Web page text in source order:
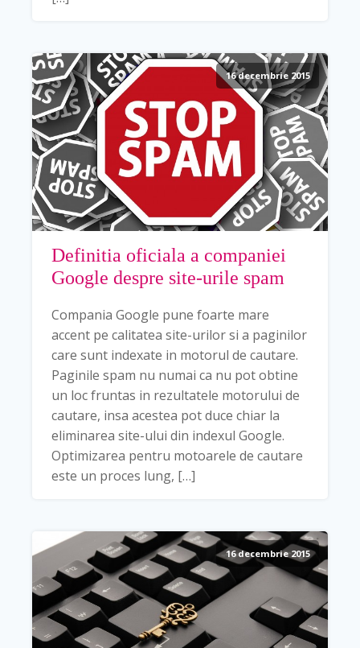
16 decembrie 2015
Definitia oficiala a companiei
Google despre site-urile spam
Compania Google pune foarte mare
accent pe calitatea site-urilor si a paginilor
care sunt indexate in motorul de cautare.
Paginile spam nu numai ca nu pot obtine
un loc fruntas in rezultatele motorului de
cautare, insa acestea pot duce chiar la
eliminarea site-ului din indexul Google.
Optimizarea pentru motoarele de cautare
este un proces lung, […]
16 decembrie 2015